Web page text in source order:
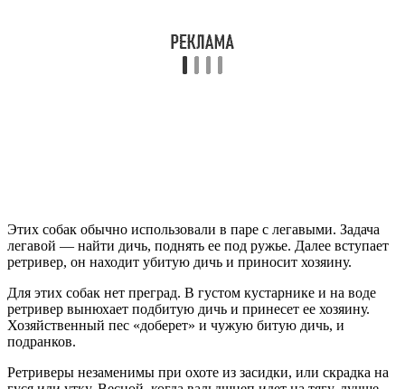
Этих собак обычно использовали в паре с легавыми. Задача
легавой — найти дичь, поднять ее под ружье. Далее вступает
ретривер, он находит убитую дичь и приносит хозяину.
Для этих собак нет преград. В густом кустарнике и на воде
ретривер вынюхает подбитую дичь и принесет ее хозяину.
Хозяйственный пес «доберет» и чужую битую дичь, и
подранков.
Ретриверы незаменимы при охоте из засидки, или скрадка на